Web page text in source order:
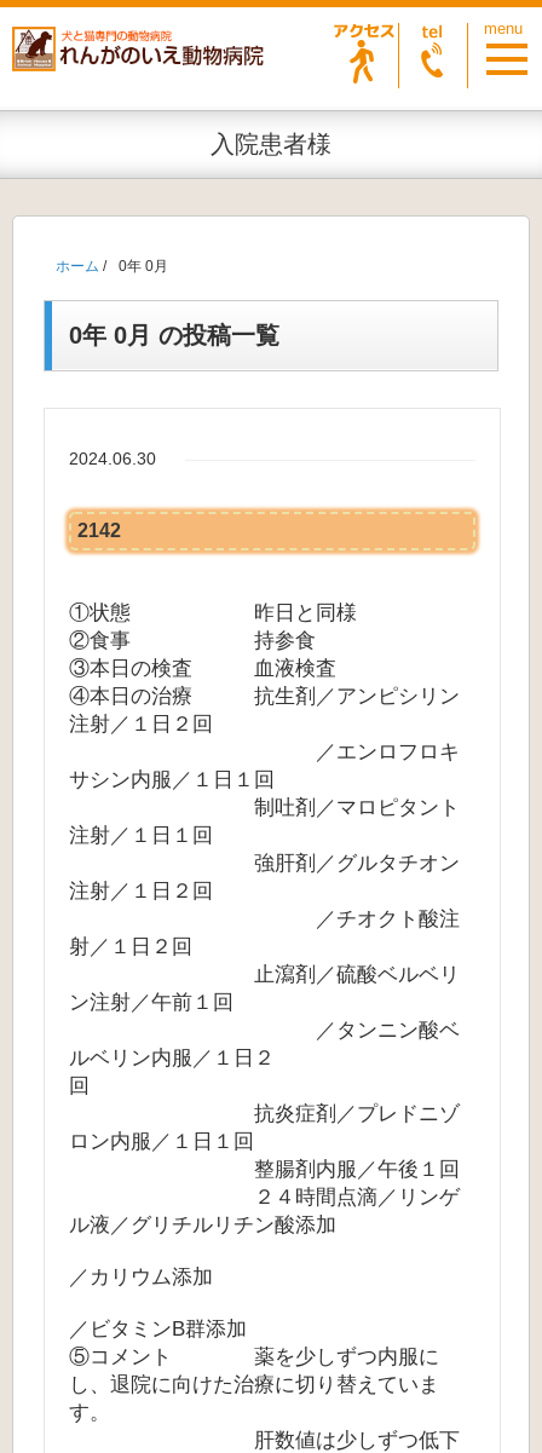
入院患者様
ホーム / 0年 0月
0年 0月 の投稿一覧
2024.06.30
2142
①状態 昨日と同様
②食事 持参食
③本日の検査 血液検査
④本日の治療 抗生剤／アンピシリン
注射／１日２回
／エンロフロキ
サシン内服／１日１回
制吐剤／マロピタント
注射／１日１回
強肝剤／グルタチオン
注射／１日２回
／チオクト酸注
射／１日２回
止瀉剤／硫酸ベルベリ
ン注射／午前１回
／タンニン酸ベ
ルベリン内服／１日２
回
抗炎症剤／プレドニゾ
ロン内服／１日１回
整腸剤内服／午後１回
２４時間点滴／リンゲ
ル液／グリチルリチン酸添加
／カリウム添加
／ビタミンB群添加
⑤コメント 薬を少しずつ内服に
し、退院に向けた治療に切り替えていま
す。
肝数値は少しずつ低下